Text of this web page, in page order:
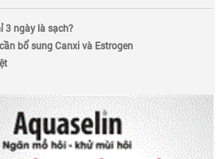
3 ngày là sạch?
bổ sung Canxi và Estrogen